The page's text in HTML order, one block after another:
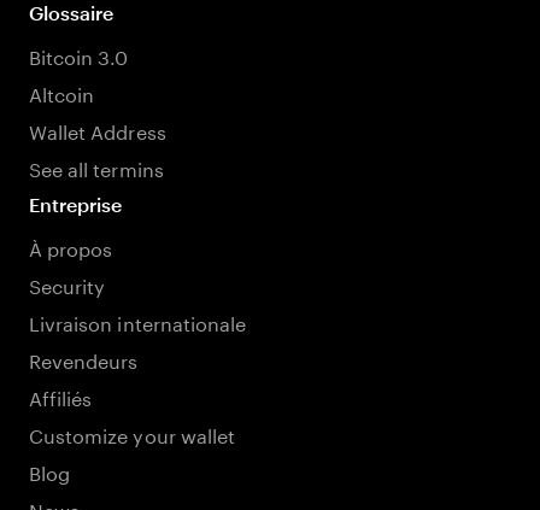
Glossaire
Bitcoin 3.0
Altcoin
Wallet Address
See all termins
Entreprise
À propos
Security
Livraison internationale
Revendeurs
Affiliés
Customize your wallet
Blog